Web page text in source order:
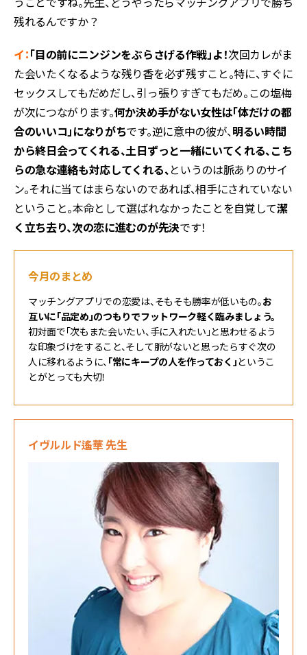
残れるんですか？
イ：「目の前にニンジンをぶらさげる作戦」よ！次回カレがま
た会いたくなるような残り香を必ず残すこと。特に、すぐに
セックスしてもだめだし、引っ張りすぎてもだめ。この塩梅
が次につながります。何か決め手がない女性は「体だけの都
合のいいコ」になりがちです。逆に意中の彼が、明るい時間
から終日会ってくれる、土日ずっと一緒にいてくれる、こち
らの急な連絡も対応してくれる、というのは脈ありのサイ
ン。それに当てはまらないのであれば、相手にされていない
ということ。本命として選ばれなかったことを自覚して潔
く立ち去り、次の恋に進むのが先決です！
今月のまとめ
マッチングアプリでの恋愛は、そもそも勝率が低いもの。お
互いに「品定め」のつもりでフットワーク軽く臨みましょう。
初対面で「次もまた会いたい、手に入れたい」と思わせるよう
な印象づけをすること、そして脈がないと思ったらすぐ次の
人に移れるように、 「常にキープの人を作っておく」というこ
とがとっても大切！
イヴルルド遙華 先生